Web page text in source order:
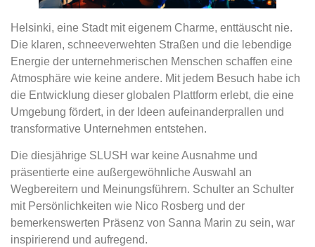
Helsinki, eine Stadt mit eigenem Charme, enttäuscht nie.
Die klaren, schneeverwehten Straßen und die lebendige
Energie der unternehmerischen Menschen schaffen eine
Atmosphäre wie keine andere. Mit jedem Besuch habe ich
die Entwicklung dieser globalen Plattform erlebt, die eine
Umgebung fördert, in der Ideen aufeinanderprallen und
transformative Unternehmen entstehen.
Die diesjährige SLUSH war keine Ausnahme und
präsentierte eine außergewöhnliche Auswahl an
Wegbereitern und Meinungsführern. Schulter an Schulter
mit Persönlichkeiten wie Nico Rosberg und der
bemerkenswerten Präsenz von Sanna Marin zu sein, war
inspirierend und aufregend.